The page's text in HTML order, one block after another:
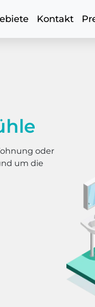
Kontakt
oder
um die